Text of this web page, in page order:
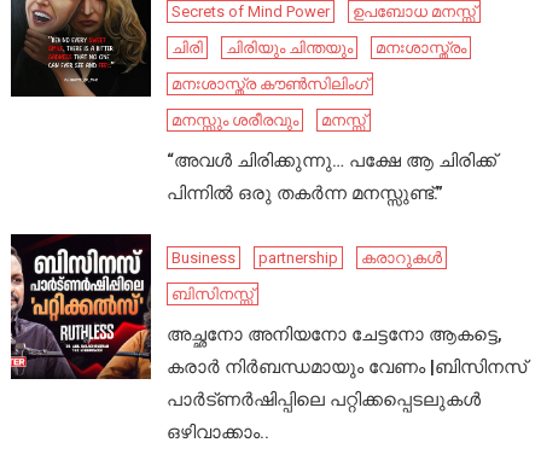
Secrets of Mind Power
ഉപബോധ മനസ്സ്
ചിരി
ചിരിയും ചിന്തയും
മനഃശാസ്ത്രം
മനഃശാസ്ത്ര കൗൺസിലിംഗ്
മനസ്സും ശരീരവും
മനസ്സ്
“അവൾ ചിരിക്കുന്നു… പക്ഷേ ആ ചിരിക്ക്
പിന്നിൽ ഒരു തകർന്ന മനസ്സുണ്ട്.”
Business partnership
കരാറുകൾ
ബിസിനസ്സ്
അച്ഛനോ അനിയനോ ചേട്ടനോ ആകട്ടെ,
കരാർ നിർബന്ധമായും വേണം |ബിസിനസ്
പാർട്ണർഷിപ്പിലെ പറ്റിക്കപ്പെടലുകൾ
ഒഴിവാക്കാം..